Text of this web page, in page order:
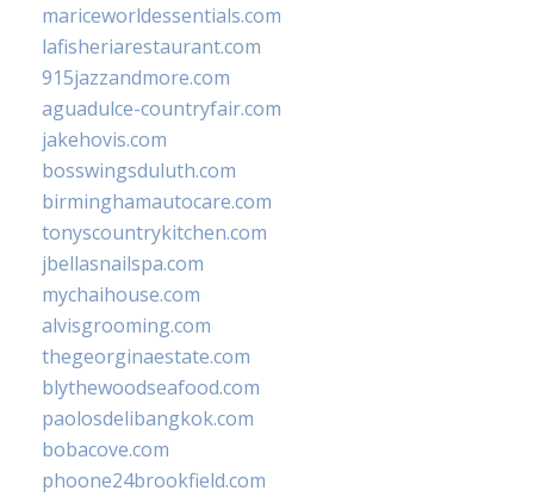
mariceworldessentials.com
lafisheriarestaurant.com
915jazzandmore.com
aguadulce-countryfair.com
jakehovis.com
bosswingsduluth.com
birminghamautocare.com
tonyscountrykitchen.com
jbellasnailspa.com
mychaihouse.com
alvisgrooming.com
thegeorginaestate.com
blythewoodseafood.com
paolosdelibangkok.com
bobacove.com
phoone24brookfield.com